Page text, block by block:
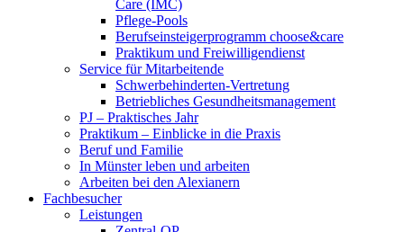
Care (IMC)
Pflege-Pools
Berufseinsteigerprogramm choose&care
Praktikum und Freiwilligendienst
Service für Mitarbeitende
Schwerbehinderten-Vertretung
Betriebliches Gesundheitsmanagement
PJ – Praktisches Jahr
Praktikum – Einblicke in die Praxis
Beruf und Familie
In Münster leben und arbeiten
Arbeiten bei den Alexianern
Fachbesucher
Leistungen